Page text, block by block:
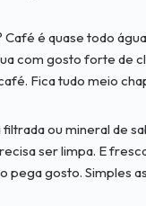
Café é quase todo
com gosto forte de
Fica tudo meio
filtrada ou mineral de
ser limpa. E
pega gosto. Simples